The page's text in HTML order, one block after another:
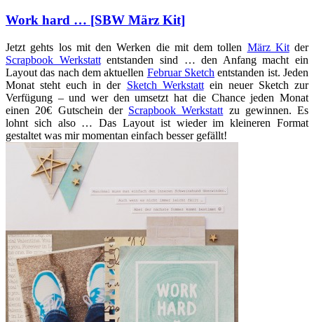
Work hard … [SBW März Kit]
Jetzt gehts los mit den Werken die mit dem tollen März Kitder
Scrapbook Werkstattentstanden sind … den Anfang macht ein
Layout das nach dem aktuellen Februar Sketch entstanden ist. Jeden
Monat steht euch in der Sketch Werkstattein neuer Sketch zur
Verfügung – und wer den umsetzt hat die Chance jeden Monat
einen 20€ Gutschein der Scrapbook Werkstatt zu gewinnen. Es
lohnt sich also … Das Layout ist wieder im kleineren Format
gestaltet was mir momentan einfach besser gefällt!